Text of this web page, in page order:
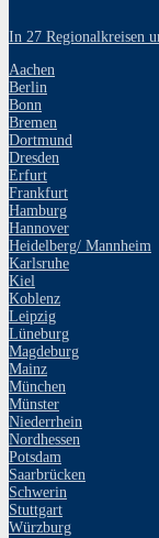
In 27 Regionalkreisen
Aachen
Berlin
Bonn
Bremen
Dortmund
Dresden
Erfurt
Frankfurt
Hamburg
Hannover
Heidelberg/ Mannheim
Karlsruhe
Kiel
Koblenz
Leipzig
Lüneburg
Magdeburg
Mainz
München
Münster
Niederrhein
Nordhessen
Potsdam
Saarbrücken
Schwerin
Stuttgart
Würzburg